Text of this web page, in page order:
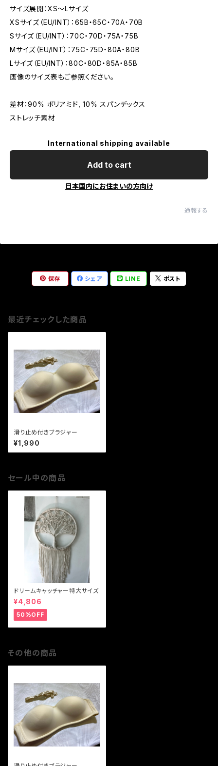
サイズ展開：XS～Lサイズ
XSサイズ（EU/INT）：65B・65C・70A・70B
Sサイズ（EU/INT）：70C・70D・75A・75B
Mサイズ（EU/INT）：75C・75D・80A・80B
Lサイズ（EU/INT）：80C・80D・85A・85B
画像のサイズ表もご参照ください。
差材：90% ポリアミド, 10% スパンデックス
ストレッチ素材
International shipping available
Add to cart
日本国内にお住まいの方向け
通報する
保存 シェア LINE ポスト
最近チェックした商品
滑り止め付きブラジャー
¥1,990
セール中の商品
ドリームキャッチャー特大サイズ
¥4,806
50%OFF
その他の商品